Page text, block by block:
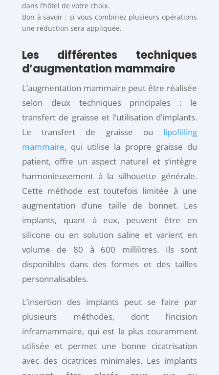
dans l’hôtel de votre choix.
Bon à savoir : si vous combinez plusieurs opérations
une réduction sera appliquée.
Les différentes techniques
d’augmentation mammaire
L’augmentation mammaire peut être réalisée
selon deux techniques principales : le
transfert de graisse et l’utilisation d’implants.
Le transfert de graisse ou lipofilling
mammaire, qui utilise la propre graisse du
patient, offre un aspect naturel et s’intègre
harmonieusement à la silhouette générale.
Cette méthode est toutefois limitée à une
augmentation d’une taille de bonnet. Les
implants, quant à eux, peuvent être en
silicone ou en solution saline et varient en
volume de 80 à 600 millilitres. Ils sont
disponibles dans des formes et des tailles
personnalisables.
L’insertion des implants peut se faire par
plusieurs méthodes, dont l’incision
inframammaire, qui est la plus couramment
utilisée et permet une bonne cicatrisation
avec des cicatrices minimales. Les implants